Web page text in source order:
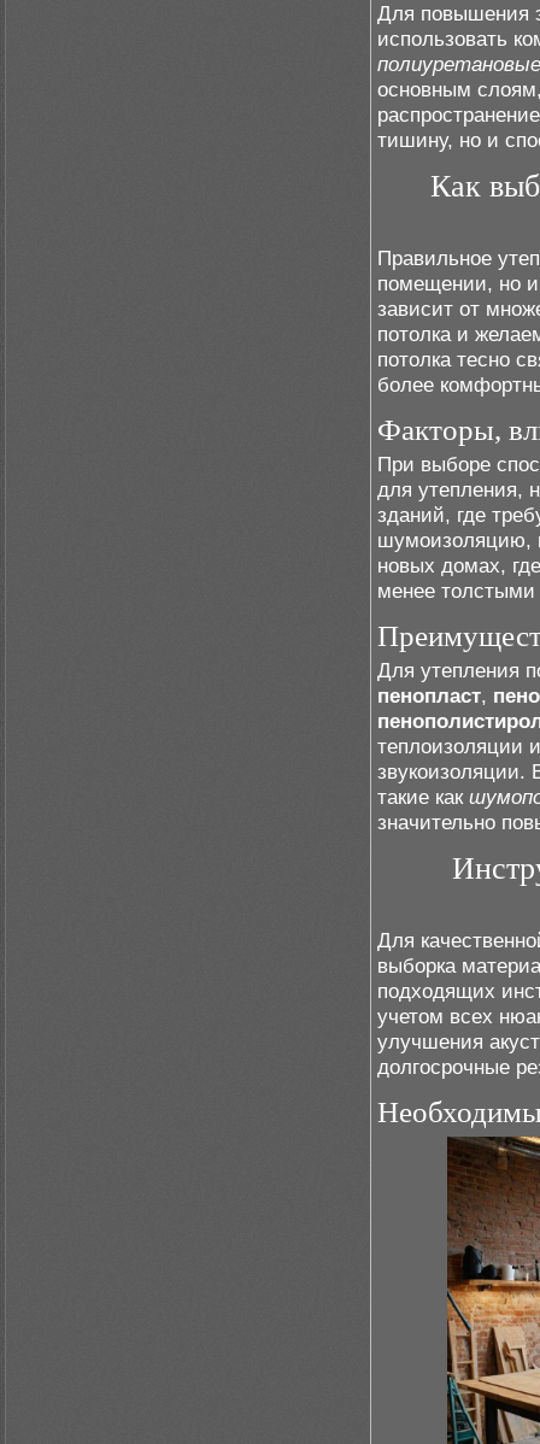
Для повышения
использовать
полиуретановые
основным
тишину, но и
Как
Правильное
помещении, но
зависит от
потолка и
потолка тесно
более
Факторы,
При выборе
для утепления,
зданий, где
шумоизоляцию,
новых домах,
менее
Для утепления
пенопласт,
теплоизоляции
звукоизоляции.
такие как
значительно
Для
выборка
подходящих
учетом всех
улучшения
долгосрочные